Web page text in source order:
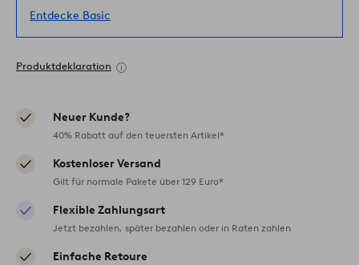
Entdecke Basic
Produktdeklaration
Neuer Kunde?
40% Rabatt auf den teuersten Artikel*
Kostenloser Versand
Gilt für normale Pakete über 129 Euro*
Flexible Zahlungsart
Jetzt bezahlen, später bezahlen oder in Raten zahlen
Einfache Retoure